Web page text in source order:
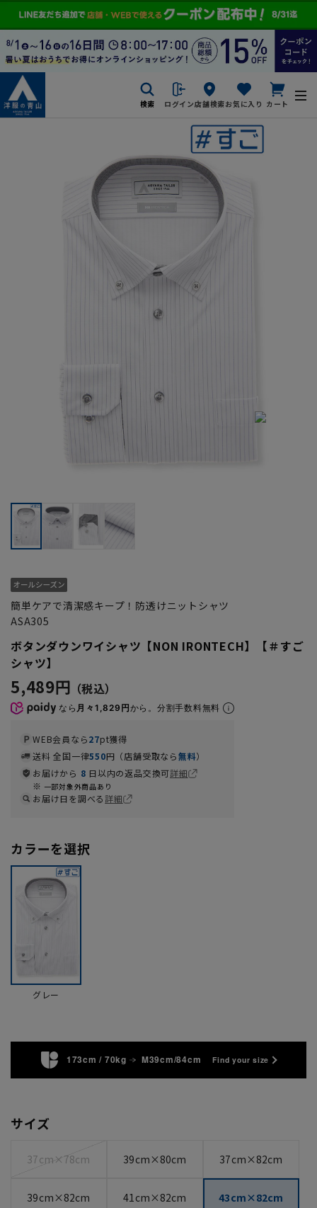
検索 ログイン店舗検索お気に入り カート
簡単ケアで清潔感キープ！防透けニットシャツ
ASA305
ボタンダウンワイシャツ【NON IRONTECH】【＃すご
シャツ】
5,489円
なら 月々1,829円から。分割手数料無料
WEB会員なら27pt獲得
送料 全国一律550円（店舗受取なら無料）
お届けから 8 日以内の返品交換可詳細
一部対象外商品あり
お届け日を調べる詳細
カラーを選択
グレー
173cm / 70kg M39cm/84cm Find your size
サイズ
37cm×78cm 39cm×80cm 37cm×82cm
39cm×82cm 41cm×82cm 43cm×82cm